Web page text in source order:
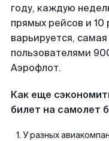
году, каждую
прямых рейсов и
варьируется,
пользователями
Аэрофлот.
Как еще
билет на самолет
У разных